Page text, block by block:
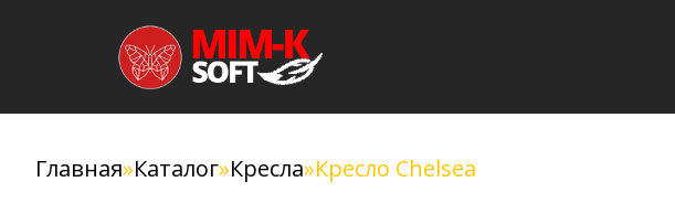
содержимому
Главная»Каталог»Кресла»Кресло Сhelsea